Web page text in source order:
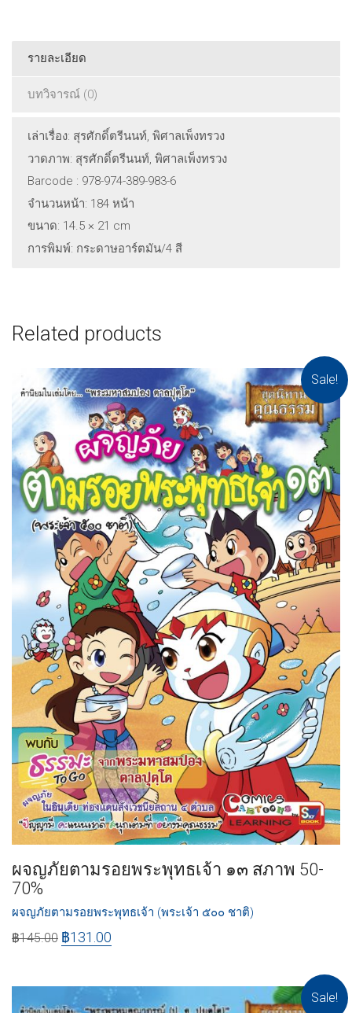
รายละเอียด
บทวิจารณ์ (0)
เล่าเรื่อง: สุรศักดิ์ตรีนนท์, พิศาลเพ็งทรวง
วาดภาพ: สุรศักดิ์ตรีนนท์, พิศาลเพ็งทรวง
Barcode : 978-974-389-983-6
จำนวนหน้า: 184 หน้า
ขนาด: 14.5 × 21 cm
การพิมพ์: กระดาษอาร์ตมัน/4 สี
Related products
Sale!
ผจญภัยตามรอยพระพุทธเจ้า ๑๓ สภาพ 50-
70%
ผจญภัยตามรอยพระพุทธเจ้า (พระเจ้า ๕๐๐ ชาติ)
฿145.00 ฿131.00
Sale!